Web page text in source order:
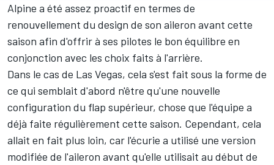
Alpine a été assez proactif en termes de
renouvellement du design de son aileron avant cette
saison afin d'offrir à ses pilotes le bon équilibre en
conjonction avec les choix faits à l'arrière.
Dans le cas de Las Vegas, cela s'est fait sous la forme de
ce qui semblait d'abord n'être qu'une nouvelle
configuration du flap supérieur, chose que l'équipe a
déjà faite régulièrement cette saison. Cependant, cela
allait en fait plus loin, car l'écurie a utilisé une version
modifiée de l'aileron avant qu'elle utilisait au début de